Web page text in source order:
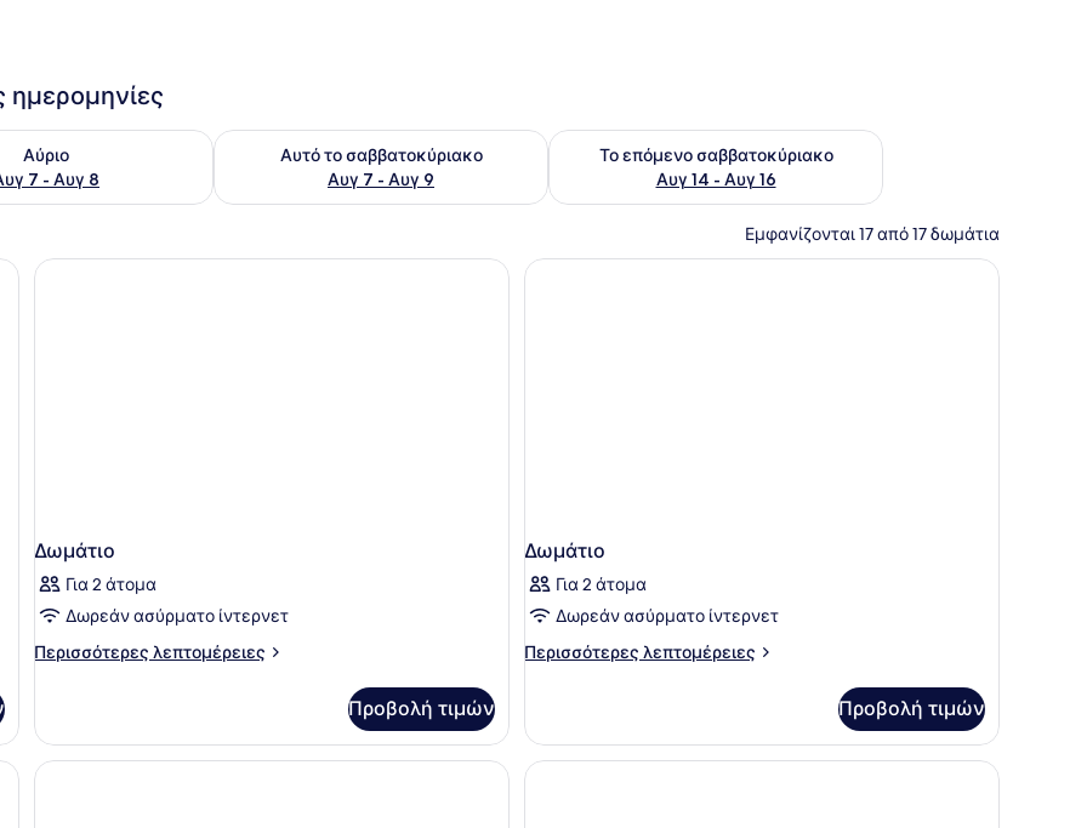
ημερομηνίες
Αύριο
7 - Αυγ 8
για αύριο Αυγ 7 - Αυγ 8
Αυτό το σαββατοκύριακο
Αυγ 7 - Αυγ 9
Έλεγχος διαθεσιμότητας για αυτό το σαββατοκύριακο Αυγ 7 - Αυγ 9
Το επόμενο σαββατοκύριακο
Αυγ 14 - Αυγ 16
Έλεγχος διαθεσιμότητας για το επόμενο σαββατοκύριακο
Εμφανίζονται 17 από 17 δωμάτια
Δωμάτιο
Για 2 άτομα
Δωρεάν ασύρματο ίντερνετ
Περισσότερες λεπτομέρειες
Περισσότερες
Προβολή τιμών
Δωμάτιο
Για 2 άτομα
Δωρεάν ασύρματο ίντερνετ
Περισσότερες λεπτομέρειες
Περισσότερες
Προβολή τιμών